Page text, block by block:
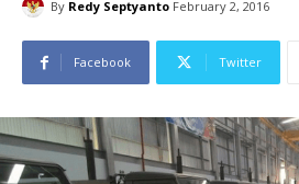
By Redy Septyanto February 2, 2016
Facebook Twitter